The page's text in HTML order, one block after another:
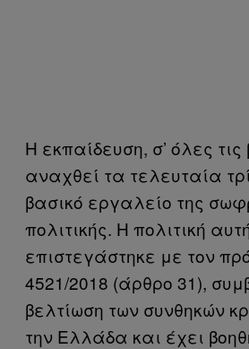
Η εκπαίδευση, σ’ όλες
αναχθεί τα τελευταία
βασικό εργαλείο της
πολιτικής. Η πολιτική
επιστεγάστηκε με τον
4521/2018 (άρθρο 31),
βελτίωση των συνθηκών
την Ελλάδα και έχει